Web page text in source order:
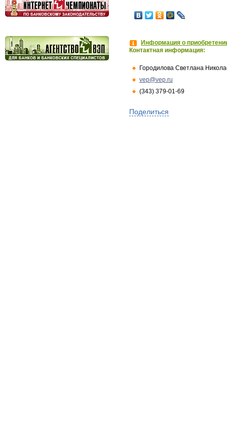
Информация о
Контактная информация:
Городилова Светлана
vep@vep.ru
(343) 379-01-69
Поделиться